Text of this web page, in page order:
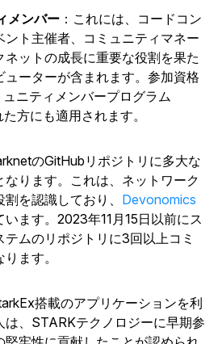
メンバー ：これには、コードコン
ント主催者、コミュニティマネー
ネットの成長に重要な役割を果た
ューターが含まれます。参加資格
ニティメンバープログラム
方にも適用されます。
のGitHubリポジトリに多大な
ります。これは、ネットワーク
を認識しており、 Devonomics
ます。2023年11月15日以前にス
ムのリポジトリに3回以上コミ
ます。
搭載のアプリケーションを利
は、STARKテクノロジーに早期参